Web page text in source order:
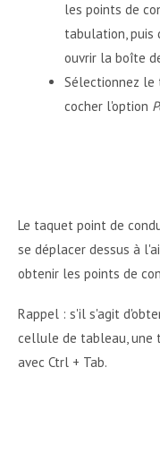
les points de
tabulation, puis
ouvrir la boîte
Sélectionnez
cocher l'option
Le taquet point de
se déplacer dessus à
obtenir les points de
Rappel : s'il s'agit
cellule de tableau, une
avec Ctrl + Tab.